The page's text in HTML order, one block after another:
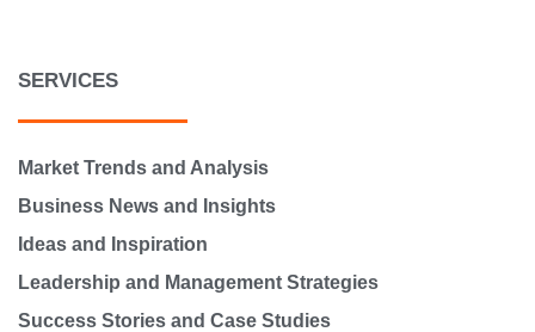
SERVICES
Market Trends and Analysis
Business News and Insights
Ideas and Inspiration
Leadership and Management Strategies
Success Stories and Case Studies